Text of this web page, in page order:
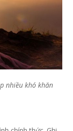
nhiều khó khăn